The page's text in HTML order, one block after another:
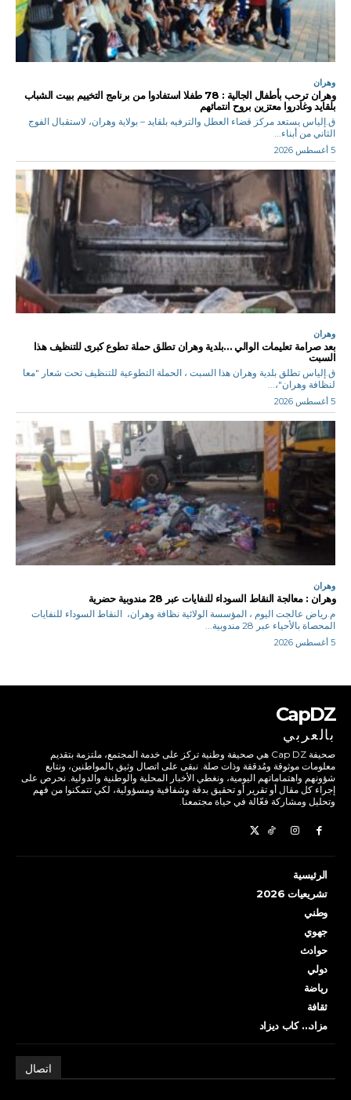
وهران
وهران ترحب بأطفال الجالية : 78 طفلا استفادوا من برنامج التخييم ببيت الشباب
بلقايد وغادروا معتزين بروح انتمائهم
ق.إلياس يستعد مركز قضاء العطل والترفيه بلقايد – بولاية وهران، لاستقبال الفوج
الثاني من أبناء...
5 أغسطس 2026
وهران
بعد صرامة تعليمات الوالي …بلدية وهران تطلق حملة تطوع كبرى للتنظيف هذا
السبت
ق.إلياس تطلق بلدية وهران هذا السبت ، الحملة التطوعية للتنظيف تحت شعار "معا
لنظافة وهران"،...
5 أغسطس 2026
وهران
وهران : معالجة النقاط السوداء للنفايات عبر 28 مندوبية حضرية
م.رياض عالجت اليوم ، المؤسسة الولائية نظافة وهران، النقاط السوداء للنفايات
المحصاة بالأحياء عبر 28 مندوبية...
5 أغسطس 2026
CapDZ
بالعربي
صحيفة Cap DZ هي صحيفة وطنية تركز على خدمة المجتمع، ملتزمة بتقديم
معلومات موثوقة ومُدققة وذات صلة. نبقى على اتصال وثيق بالمواطنين، ونتابع
شؤونهم واهتماماتهم اليومية، ونغطي الأخبار المحلية والوطنية والدولية. نحرص على
إجراء كل مقال أو تقرير أو تحقيق بدقة وشفافية ومسؤولية، لكي تتمكنوا من فهم
وتحليل ومشاركة فعّالة في حياة مجتمعنا.
الرئيسية
تشريعيات 2026
وطني
جهوي
حوادث
دولي
رياضة
ثقافة
مزاد… كاب ديزاد
اتصال